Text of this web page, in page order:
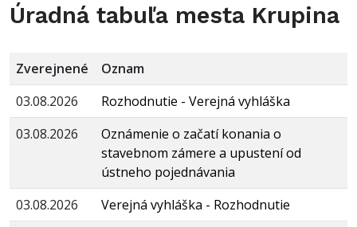
Úradná tabuľa mesta Krupina
Zverejnené
Oznam
03.08.2026
Rozhodnutie - Verejná vyhláška
03.08.2026
Oznámenie o začatí konania o
stavebnom zámere a upustení od
ústneho pojednávania
03.08.2026
Verejná vyhláška - Rozhodnutie